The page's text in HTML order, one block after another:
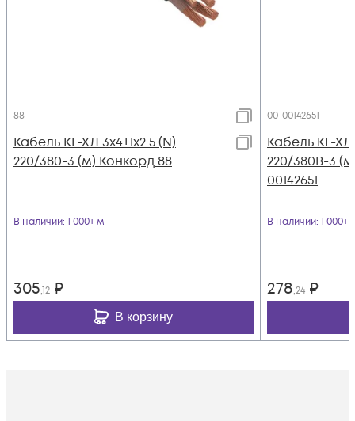
88
Кабель КГ-ХЛ 3х4+1х2.5 (N)
220/380-3 (м) Конкорд 88
В наличии: 1 000+ м
305,12 ₽
В корзину
00-00142651
Кабель КГ-ХЛ
220/380В-3
00142651
В наличии: 1 000+
278,24 ₽